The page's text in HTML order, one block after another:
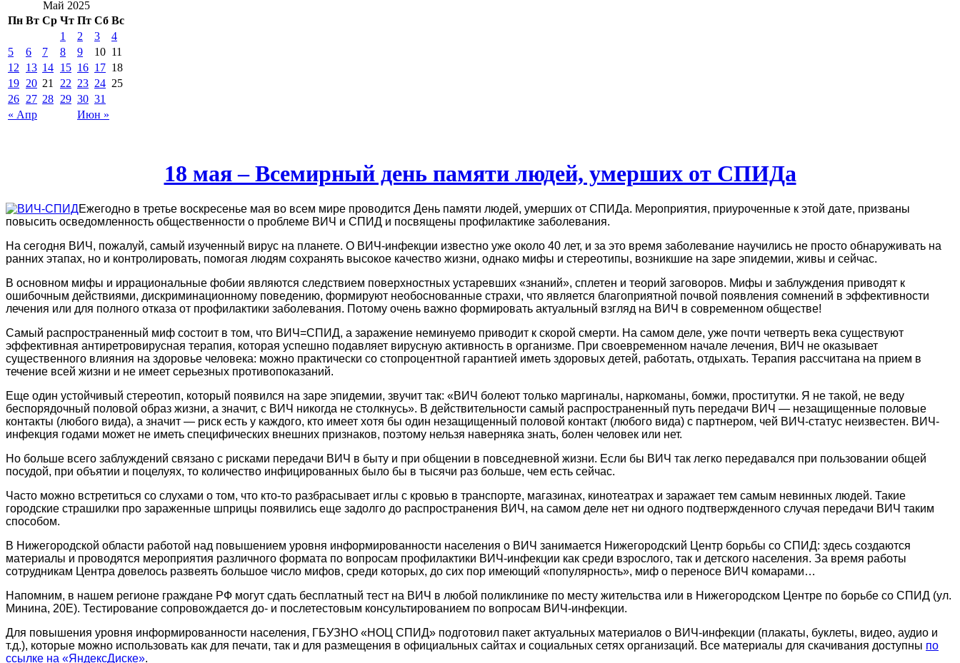
Май 2025
Пн Вт Ср Чт Пт Сб Вс
« Апр Июн »
1 2 3
4
5
6 7 8 9 10 11
12
13 14 15 16 17 18
19 20 21 22 23 24 25
26 27 28 29 30 31
18 мая – Всемирный день памяти людей, умерших от СПИДа
Ежегодно в третье воскресенье мая во всем мире проводится День памяти людей, умерших от СПИДа. Мероприятия, приуроченные к этой дате, призваны
повысить осведомленность общественности о проблеме ВИЧ и СПИД и посвящены профилактике заболевания.
На сегодня ВИЧ, пожалуй, самый изученный вирус на планете. О ВИЧ-инфекции известно уже около 40 лет, и за это время заболевание научились не просто обнаруживать на
ранних этапах, но и контролировать, помогая людям сохранять высокое качество жизни, однако мифы и стереотипы, возникшие на заре эпидемии, живы и сейчас.
В основном мифы и иррациональные фобии являются следствием поверхностных устаревших «знаний», сплетен и теорий заговоров. Мифы и заблуждения приводят к
ошибочным действиями, дискриминационному поведению, формируют необоснованные страхи, что является благоприятной почвой появления сомнений в эффективности
лечения или для полного отказа от профилактики заболевания. Потому очень важно формировать актуальный взгляд на ВИЧ в современном обществе!
Самый распространенный миф состоит в том, что ВИЧ=СПИД, а заражение неминуемо приводит к скорой смерти. На самом деле, уже почти четверть века существуют
эффективная антиретровирусная терапия, которая успешно подавляет вирусную активность в организме. При своевременном начале лечения, ВИЧ не оказывает
существенного влияния на здоровье человека: можно практически со стопроцентной гарантией иметь здоровых детей, работать, отдыхать. Терапия рассчитана на прием в
течение всей жизни и не имеет серьезных противопоказаний.
Еще один устойчивый стереотип, который появился на заре эпидемии, звучит так: «ВИЧ болеют только маргиналы, наркоманы, бомжи, проститутки. Я не такой, не веду
беспорядочный половой образ жизни, а значит, с ВИЧ никогда не столкнусь». В действительности самый распространенный путь передачи ВИЧ — незащищенные половые
контакты (любого вида), а значит — риск есть у каждого, кто имеет хотя бы один незащищенный половой контакт (любого вида) с партнером, чей ВИЧ-статус неизвестен. ВИЧ-
инфекция годами может не иметь специфических внешних признаков, поэтому нельзя наверняка знать, болен человек или нет.
Но больше всего заблуждений связано с рисками передачи ВИЧ в быту и при общении в повседневной жизни. Если бы ВИЧ так легко передавался при пользовании общей
посудой, при объятии и поцелуях, то количество инфицированных было бы в тысячи раз больше, чем есть сейчас.
Часто можно встретиться со слухами о том, что кто-то разбрасывает иглы с кровью в транспорте, магазинах, кинотеатрах и заражает тем самым невинных людей. Такие
городские страшилки про зараженные шприцы появились еще задолго до распространения ВИЧ, на самом деле нет ни одного подтвержденного случая передачи ВИЧ таким
способом.
В Нижегородской области работой над повышением уровня информированности населения о ВИЧ занимается Нижегородский Центр борьбы со СПИД: здесь создаются
материалы и проводятся мероприятия различного формата по вопросам профилактики ВИЧ-инфекции как среди взрослого, так и детского населения. За время работы
сотрудникам Центра довелось развеять большое число мифов, среди которых, до сих пор имеющий «популярность», миф о переносе ВИЧ комарами…
Напомним, в нашем регионе граждане РФ могут сдать бесплатный тест на ВИЧ в любой поликлинике по месту жительства или в Нижегородском Центре по борьбе со СПИД (ул.
Минина, 20Е). Тестирование сопровождается до- и послетестовым консультированием по вопросам ВИЧ-инфекции.
Для повышения уровня информированности населения, ГБУЗНО «НОЦ СПИД» подготовил пакет актуальных материалов о ВИЧ-инфекции (плакаты, буклеты, видео, аудио и
т.д.), которые можно использовать как для печати, так и для размещения в официальных сайтах и социальных сетях организаций. Все материалы для скачивания доступны по
ссылке на «ЯндексДиске».